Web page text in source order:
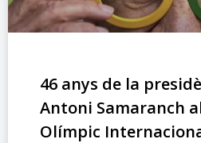
46 anys de la
Antoni Samaranch
Olímpic